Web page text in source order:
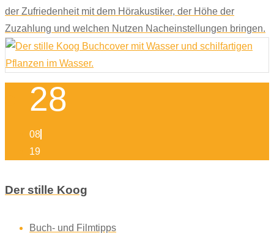
der Zufriedenheit mit dem Hörakustiker, der Höhe der
Zuzahlung und welchen Nutzen Nacheinstellungen bringen.
28
08
19
Der stille Koog
Buch- und Filmtipps